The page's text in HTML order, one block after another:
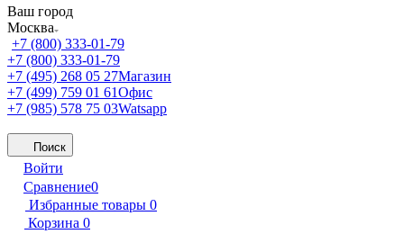
Ваш город
Москва
+7 (800) 333-01-79
+7 (800) 333-01-79
+7 (495) 268 05 27Магазин
+7 (499) 759 01 61Офис
+7 (985) 578 75 03Watsapp
Поиск
Войти
Сравнение0
Избранные товары 0
Корзина 0